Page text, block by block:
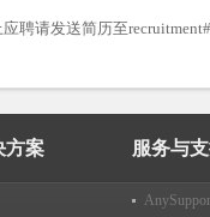
应聘请发送简历至
方案 服务与